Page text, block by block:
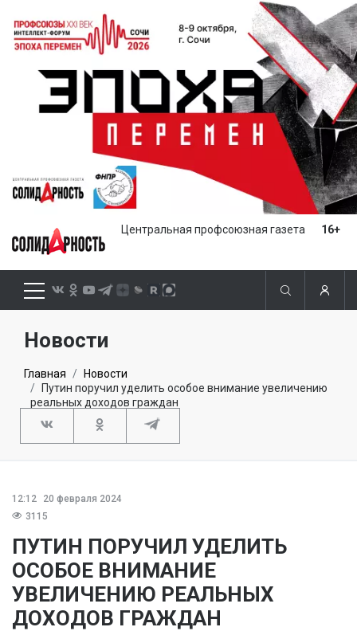
Центральная профсоюзная газета 16+
Новости
Главная
Новости
Путин поручил уделить особое внимание увеличению
реальных доходов граждан
12:12
20 февраля 2024
3115
ПУТИН ПОРУЧИЛ УДЕЛИТЬ
ОСОБОЕ ВНИМАНИЕ
УВЕЛИЧЕНИЮ РЕАЛЬНЫХ
ДОХОДОВ ГРАЖДАН